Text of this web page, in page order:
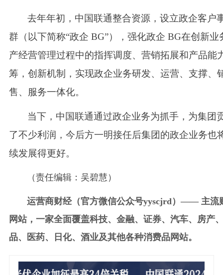
去年年初，中国联通整合资源，设立政企客户
群（以下简称“政企 BG”），强化政企 BG在创新业
产经营管理过程中的指挥调度、营销拓展和产品能
筹，创新机制，实现政企业务研发、运营、支撑、
售、服务一体化。
当下，中国联通通过政企业务为抓手，为集团
了不少利润，今后方一明接任后集团的政企业务也
续发展得更好。
（责任编辑：吴碧慧）
运营商财经（官方微信公众号yyscjrd）—— 主流
网站，一家全面覆盖科技、金融、证券、汽车、房产
品、医药、日化、酒业及其他各种消费品网站。